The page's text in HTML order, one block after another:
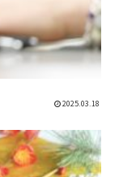
2025.03.18